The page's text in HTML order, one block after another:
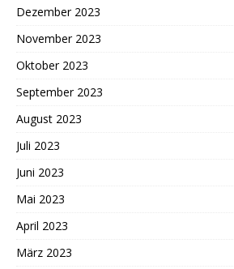
Dezember 2023
November 2023
Oktober 2023
September 2023
August 2023
Juli 2023
Juni 2023
Mai 2023
April 2023
März 2023